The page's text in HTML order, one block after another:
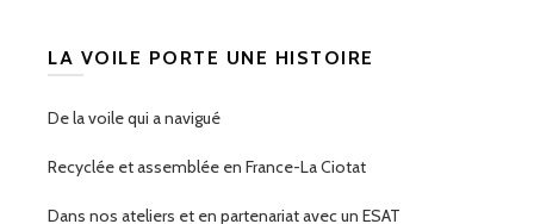
LA VOILE PORTE UNE HISTOIRE
De la voile qui a navigué
Recyclée et assemblée en France-La Ciotat
Dans nos ateliers et en partenariat avec un ESAT